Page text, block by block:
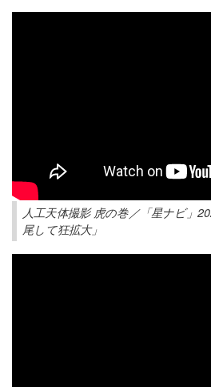
人工天体撮影 虎の巻／「星ナビ」
尾して狂拡大」